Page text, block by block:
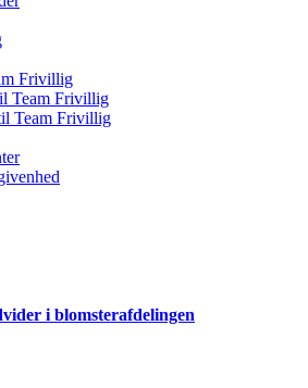
Frivillig
Team Frivillig
Team Frivillig
i blomsterafdelingen